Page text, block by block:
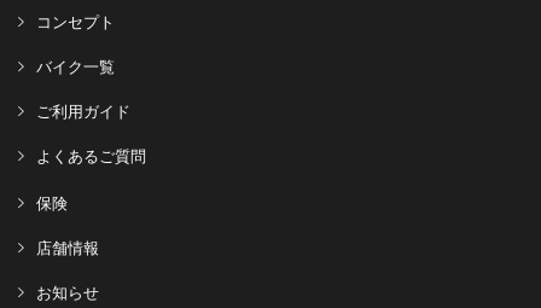
コンセプト
バイク一覧
ご利用ガイド
よくあるご質問
保険
店舗情報
お知らせ